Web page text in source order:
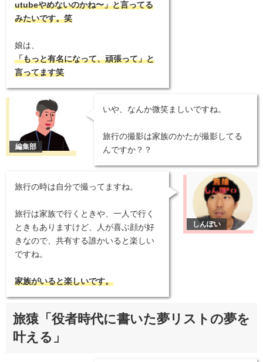
utubeやめないのかね〜」と言ってる
みたいです。笑
娘は、
「もっと有名になって、頑張って」と
言ってます笑
いや、なんか微笑ましいですね。
旅行の撮影は家族のかたが撮影してる
んですか？？
旅行の時は自分で撮ってますね。
旅行は家族で行くときや、一人で行く
ときもありますけど、人が喜ぶ顔が好
きなので、共有する誰かいると楽しい
ですね。
家族がいると楽しいです。
旅猿「役者時代に書いた夢リストの夢を
叶える」